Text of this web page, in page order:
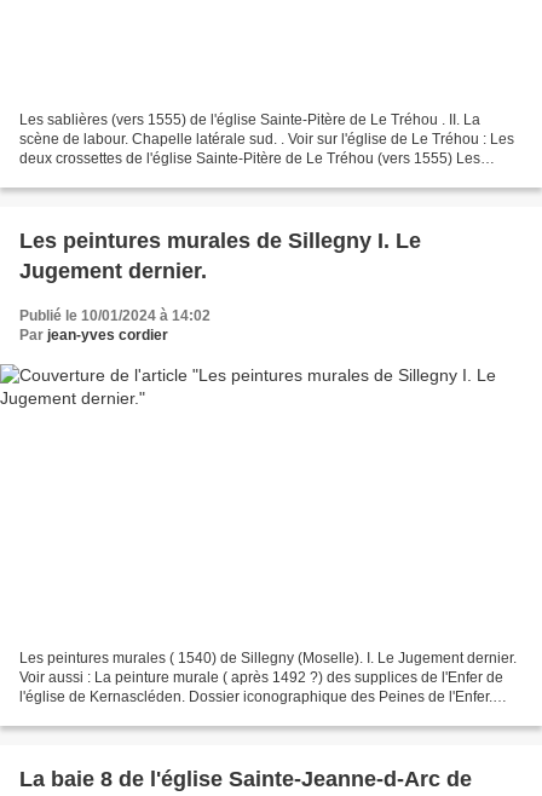
Les sablières (vers 1555) de l'église Sainte-Pitère de Le Tréhou . II. La
scène de labour. Chapelle latérale sud. . Voir sur l'église de Le Tréhou : Les
deux crossettes de l'église Sainte-Pitère de Le Tréhou (vers 1555) Les
Les peintures murales de Sillegny I. Le
Jugement dernier.
Publié le 10/01/2024 à 14:02
Par jean-yves cordier
Les peintures murales ( 1540) de Sillegny (Moselle). I. Le Jugement dernier.
Voir aussi : La peinture murale ( après 1492 ?) des supplices de l'Enfer de
l'église de Kernascléden. Dossier iconographique des Peines de l'Enfer.
La baie 8 de l'église Sainte-Jeanne-d-Arc de